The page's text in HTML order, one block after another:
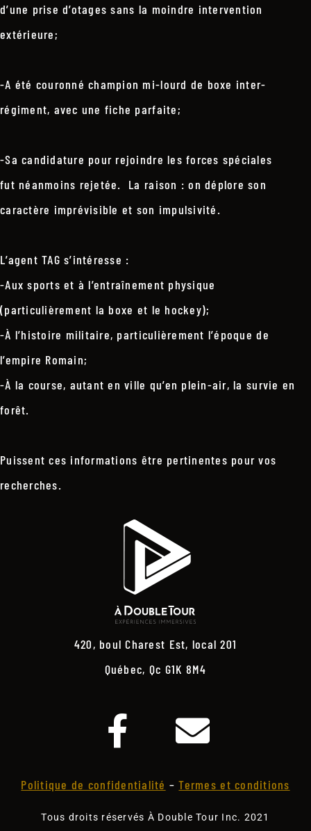
d’une prise d’otages sans la moindre intervention
extérieure;
-A été couronné champion mi-lourd de boxe inter-
régiment, avec une fiche parfaite;
-Sa candidature pour rejoindre les forces spéciales
fut néanmoins rejetée. La raison : on déplore son
caractère imprévisible et son impulsivité.
L’agent TAG s’intéresse :
-Aux sports et à l’entraînement physique
(particulièrement la boxe et le hockey);
-À l’histoire militaire, particulièrement l’époque de
l’empire Romain;
-À la course, autant en ville qu’en plein-air, la survie en
forêt.
Puissent ces informations être pertinentes pour vos
recherches.
420, boul Charest Est, local 201
Québec, Qc G1K 8M4
Politique de confidentialité –Termes et conditions
Tous droits réservés À Double Tour Inc. 2021